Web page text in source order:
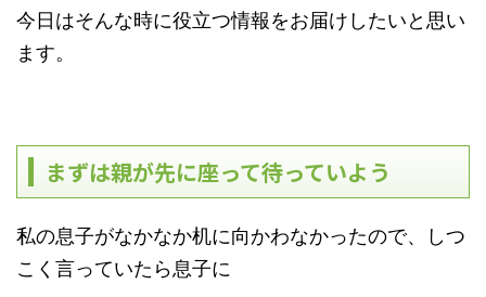
今日はそんな時に役立つ情報をお届けしたいと思い
ます。
まずは親が先に座って待っていよう
私の息子がなかなか机に向かわなかったので、しつ
こく言っていたら息子に